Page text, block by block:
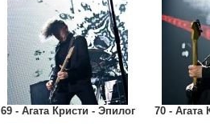
69 - Агата Кристи - Эпилог 70 - Агата